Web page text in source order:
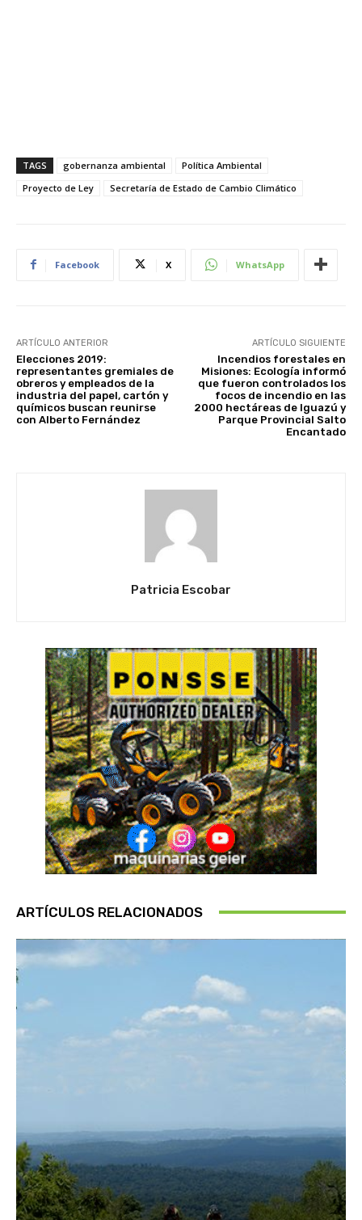
TAGS gobernanza ambiental
Política Ambiental
Proyecto de Ley
Secretaría de Estado de Cambio Climático
Facebook X WhatsApp
ARTÍCULO ANTERIOR
Elecciones 2019:
representantes gremiales de
obreros y empleados de la
industria del papel, cartón y
químicos buscan reunirse
con Alberto Fernández
ARTÍCULO SIGUIENTE
Incendios forestales en
Misiones: Ecología informó
que fueron controlados los
focos de incendio en las
2000 hectáreas de Iguazú y
Parque Provincial Salto
Encantado
Patricia Escobar
ARTÍCULOS RELACIONADOS